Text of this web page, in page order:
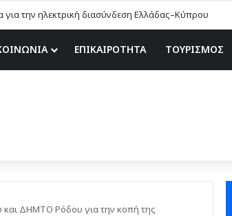
ΕΠΙΚΑΙΡΟΤΗΤΑ ΤΟΥΡΙΣΜΟΣ
ΔΗΜΤΟ Ρόδου για την κοπή της